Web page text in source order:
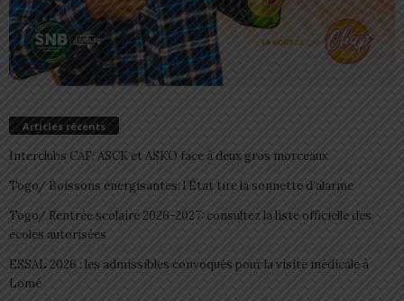
Articles récents
Interclubs CAF: ASCK et ASKO face à deux gros morceaux
Togo/ Boissons énergisantes: l’État tire la sonnette d’alarme
Togo/ Rentrée scolaire 2026-2027: consultez la liste officielle des
écoles autorisées
ESSAL 2026 : les admissibles convoqués pour la visite médicale à
Lomé